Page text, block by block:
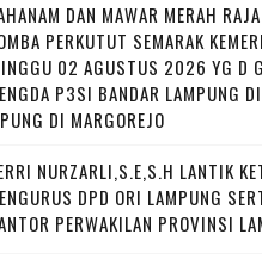
DAN MAWAR MERAH
PERKUTUT SEMARAK
02 AGUSTUS 2026 YG D
P3SI BANDAR LAMPUNG
DI MARGOREJO
NURZARLI,S.E,S.H LANTIK
DPD ORI LAMPUNG
PERWAKILAN PROVINSI